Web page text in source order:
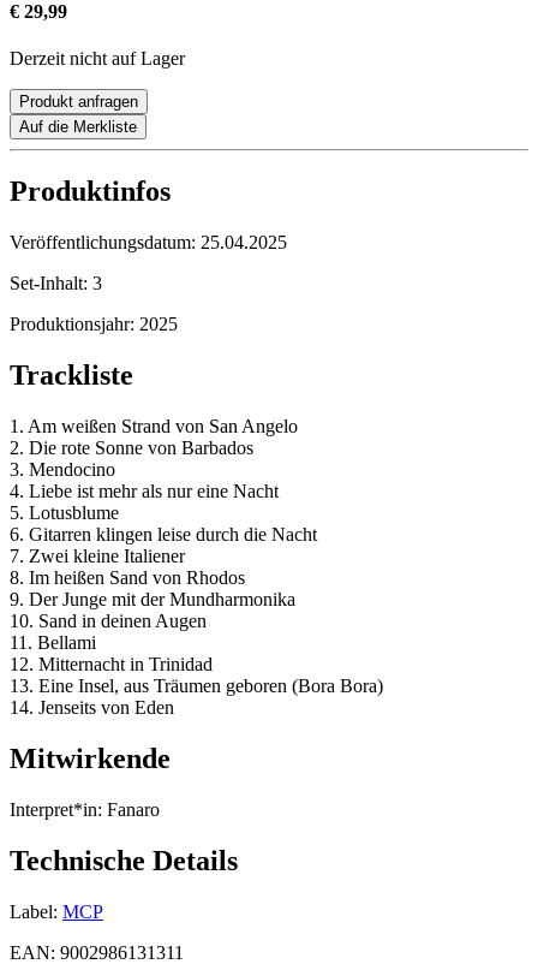
€ 29,99
Derzeit nicht auf Lager
Produkt anfragen
Auf die Merkliste
Produktinfos
Veröffentlichungsdatum: 25.04.2025
Set-Inhalt: 3
Produktionsjahr: 2025
Trackliste
1. Am weißen Strand von San Angelo
2. Die rote Sonne von Barbados
3. Mendocino
4. Liebe ist mehr als nur eine Nacht
5. Lotusblume
6. Gitarren klingen leise durch die Nacht
7. Zwei kleine Italiener
8. Im heißen Sand von Rhodos
9. Der Junge mit der Mundharmonika
10. Sand in deinen Augen
11. Bellami
12. Mitternacht in Trinidad
13. Eine Insel, aus Träumen geboren (Bora Bora)
14. Jenseits von Eden
Mitwirkende
Interpret*in: Fanaro
Technische Details
Label: MCP
EAN: 9002986131311